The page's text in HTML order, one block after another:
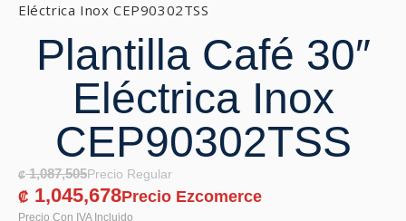
Eléctrica Inox CEP90302TSS
Plantilla Café 30″
Eléctrica Inox
CEP90302TSS
₡1,087,505
₡ 1,045,678